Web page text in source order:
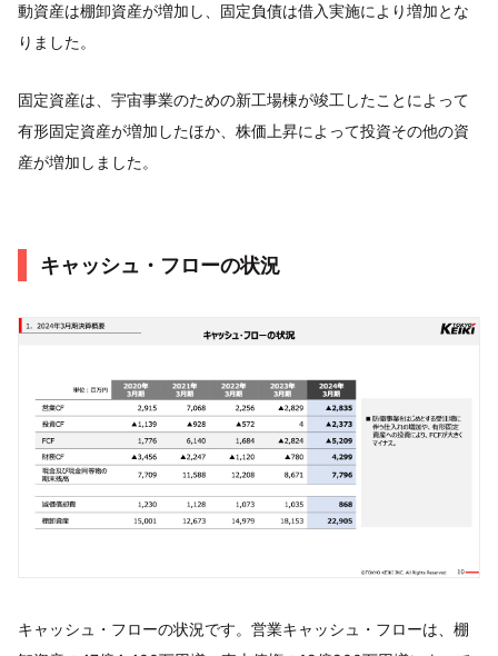
動資産は棚卸資産が増加し、固定負債は借入実施により増加とな
りました。
固定資産は、宇宙事業のための新工場棟が竣工したことによって
有形固定資産が増加したほか、株価上昇によって投資その他の資
産が増加しました。
キャッシュ・フローの状況
キャッシュ・フローの状況です。営業キャッシュ・フローは、棚